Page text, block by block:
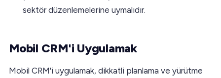
sektör düzenlemelerine uymalıdır.
Mobil CRM'i Uygulamak
Mobil CRM'i uygulamak, dikkatli planlama ve yürütme